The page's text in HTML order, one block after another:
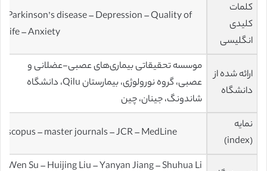
کلمات
کلیدی
انگلیسی
Parkinson’s disease – Depression – Quality of
life – Anxiety
ارائه شده از
دانشگاه
موسسه تحقیقاتی بیماری‌های عصبی-عضلانی و
عصبی، گروه نورولوژی، بیمارستان Qilu، دانشگاه
شاندونگ، جینان، چین
نمایه
(index)
scopus – master journals – JCR – MedLine
Wen Su – Huijing Liu – Yanyan Jiang – Shuhua Li